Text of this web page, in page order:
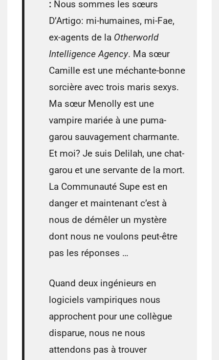
: Nous sommes les sœurs
D’Artigo: mi-humaines, mi-Fae,
ex-agents de la Otherworld
Intelligence Agency. Ma sœur
Camille est une méchante-bonne
sorcière avec trois maris sexys.
Ma sœur Menolly est une
vampire mariée à une puma-
garou sauvagement charmante.
Et moi? Je suis Delilah, une chat-
garou et une servante de la mort.
La Communauté Supe est en
danger et maintenant c’est à
nous de démêler un mystère
dont nous ne voulons peut-être
pas les réponses …
Quand deux ingénieurs en
logiciels vampiriques nous
approchent pour une collègue
disparue, nous ne nous
attendons pas à trouver